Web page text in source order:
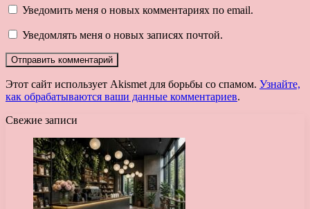
Уведомить меня о новых комментариях по email.
Уведомлять меня о новых записях почтой.
Этот сайт использует Akismet для борьбы со спамом. Узнайте,
как обрабатываются ваши данные комментариев.
Свежие записи